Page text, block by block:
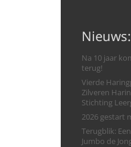
Nieuws:
Na 10 jaar
terug!
Vierde
Zilveren
Stichting
2026 gestart
Terugblik:
Jumbo de